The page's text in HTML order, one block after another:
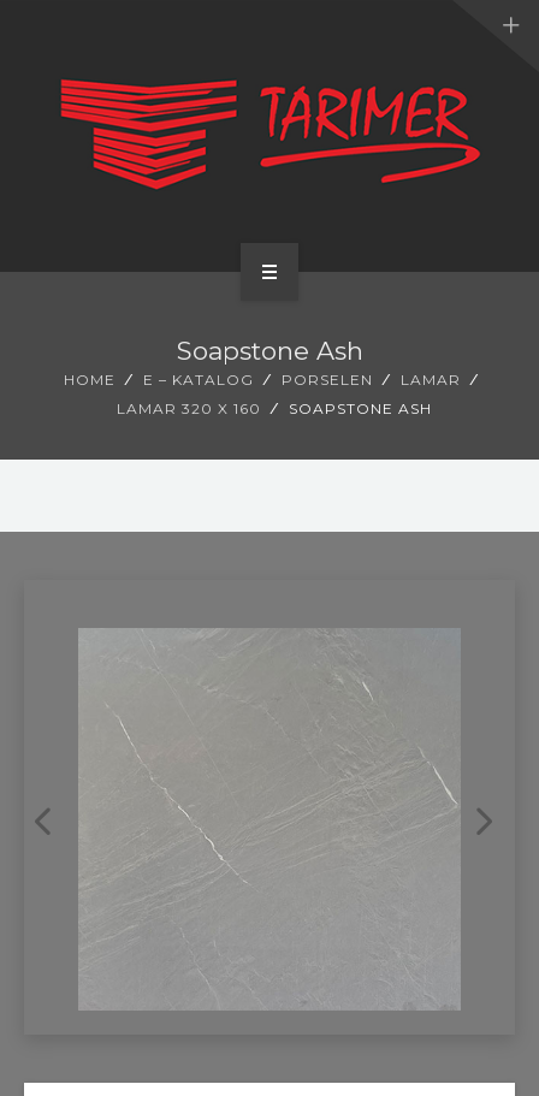
UYGULAMALARIMIZ
E-KATALOG
Soapstone Ash
HOME E – KATALOG PORSELEN
LAMAR
LAMAR 320 X 160
SOAPSTONE ASH